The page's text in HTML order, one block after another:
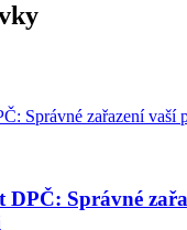
Správné